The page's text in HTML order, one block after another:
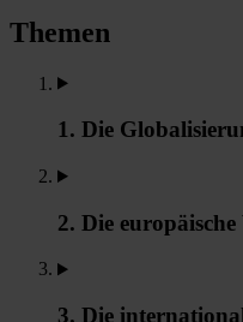
Themen
1. Die
2. Die
3. Die